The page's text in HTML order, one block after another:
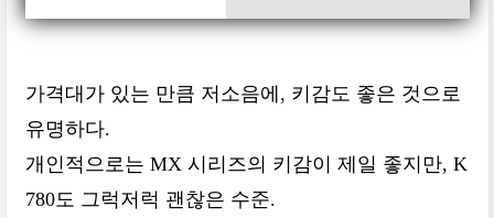
가격대가 있는 만큼 저소음에, 키감도 좋은 것으로
유명하다.
개인적으로는 MX 시리즈의 키감이 제일 좋지만, K
780도 그럭저럭 괜찮은 수준.